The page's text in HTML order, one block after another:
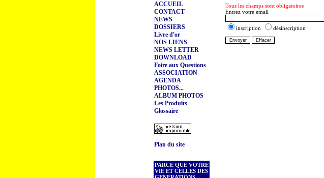
ACCUEIL
CONTACT
NEWS
DOSSIERS
Livre d'or
NOS LIENS
NEWS LETTER
DOWNLOAD
Foire aux Questions
ASSOCIATION
AGENDA
PHOTOS...
ALBUM PHOTOS
Les Produits
Glossaire
Plan du site
PARCE QUE VOTRE
VIE ET CELLES DES
Tous les champs sont obligatoires
Entrez votre email
inscription désinscription